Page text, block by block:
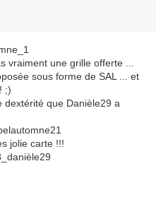
vraiment une grille offerte ...
sous forme de SAL ... et
;)
dextérité que Danièle29 a
jolie carte !!!